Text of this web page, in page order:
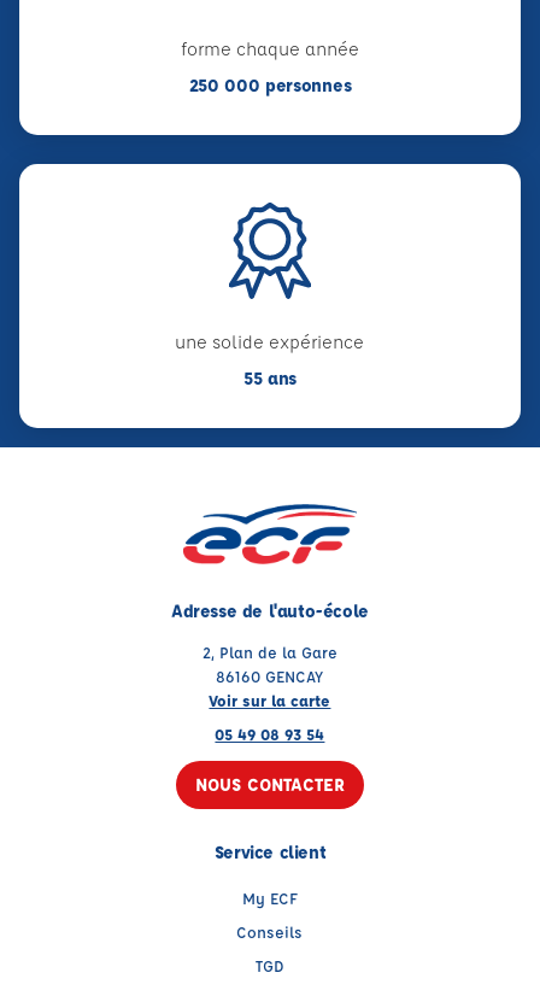
forme chaque année
250 000 personnes
une solide expérience
55 ans
Adresse de l'auto-école
2, Plan de la Gare
86160 GENCAY
Voir sur la carte
05 49 08 93 54
NOUS CONTACTER
Service client
My ECF
Conseils
TGD